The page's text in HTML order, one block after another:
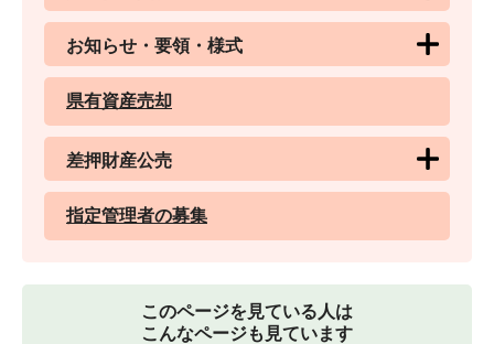
お知らせ・要領・様式
県有資産売却
差押財産公売
指定管理者の募集
このページを見ている人は
こんなページも見ています